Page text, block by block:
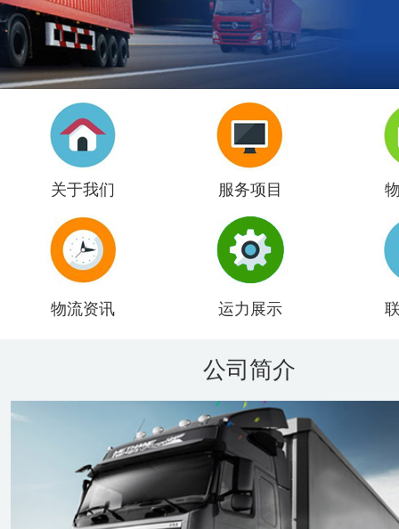
关于我们 服务项目
物流资讯 运力展示
公司简介